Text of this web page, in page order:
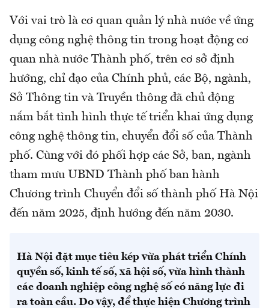
Với vai trò là cơ quan quản lý nhà nước về ứng
dụng công nghệ thông tin trong hoạt động cơ
quan nhà nước Thành phố, trên cơ sở định
hướng, chỉ đạo của Chính phủ, các Bộ, ngành,
Sở Thông tin và Truyền thông đã chủ động
nắm bắt tình hình thực tế triển khai ứng dụng
công nghệ thông tin, chuyển đổi số của Thành
phố. Cùng với đó phối hợp các Sở, ban, ngành
tham mưu UBND Thành phố ban hành
Chương trình Chuyển đổi số thành phố Hà Nội
đến năm 2025, định hướng đến năm 2030.
Hà Nội đặt mục tiêu kép vừa phát triển Chính
quyền số, kinh tế số, xã hội số, vừa hình thành
các doanh nghiệp công nghệ số có năng lực đi
ra toàn cầu. Do vậy, để thực hiện Chương trình